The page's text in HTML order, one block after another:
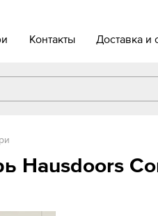
Контакты Доставка и
Hausdoors